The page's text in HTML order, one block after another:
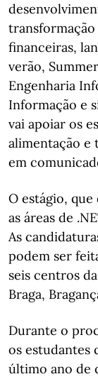
financeiras,
verão,
Engenharia
Informação e
vai apoiar os
alimentação e
em
O estágio,
as áreas de
As
podem ser
seis centros
Braga,
Durante o
os estudantes
último ano de